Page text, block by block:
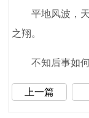
平地风波，天
之翔。
不知后事如何
上一篇